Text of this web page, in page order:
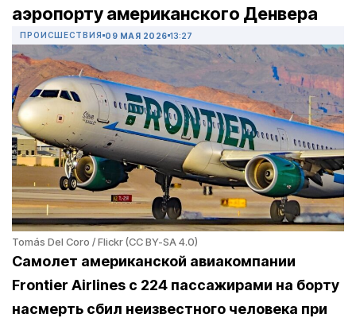
аэропорту американского Денвера
ПРОИСШЕСТВИЯ 09 МАЯ 2026 13:27
Tomás Del Coro / Flickr (CC BY-SA 4.0)
Cамолет американской авиакомпании
Frontier Airlines с 224 пассажирами на борту
насмерть сбил неизвестного человека при